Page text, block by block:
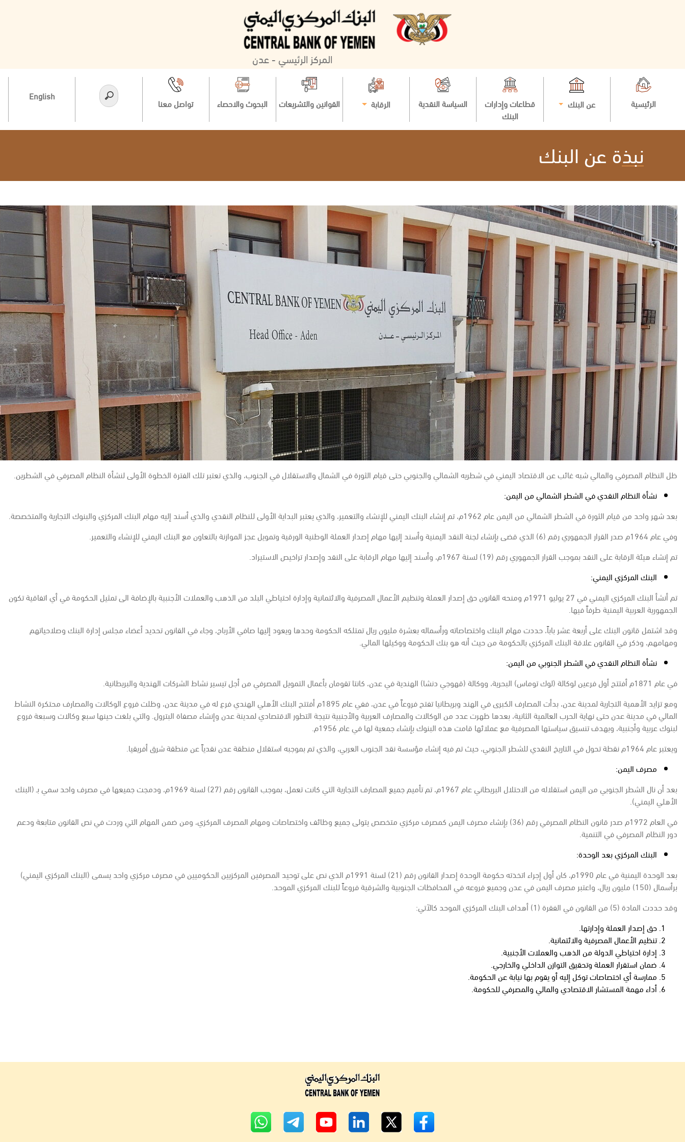
المركز الرئيسي - عدن
الرئيسية عن البنك
قطاعات وإدارات
البنك
السياسة النقدية الرقابة القوانين والتشريعات البحوث والاحصاء تواصل معنا
English
نبذة عن البنك
ظل النظام المصرفي والمالي شبه غائب عن الاقتصاد اليمني في شطريه الشمالي والجنوبي حتى قيام الثورة في الشمال والاستقلال في الجنوب، والذي تعتبر تلك الفترة الخطوة الأولى لنشأة النظام المصرفي في الشطرين.
نشأة النظام النقدي في الشطر الشمالي من اليمن:
بعد شهر واحد من قيام الثورة في الشطر الشمالي من اليمن عام 1962م، تم إنشاء البنك اليمني للإنشاء والتعمير، والذي يعتبر البداية الأولى للنظام النقدي والذي أسند إليه مهام البنك المركزي والبنوك التجارية والمتخصصة.
وفي عام 1964م صدر القرار الجمهوري رقم (6) الذي قضى بإنشاء لجنة النقد اليمنية وأسند إليها مهام إصدار العملة الوطنية الورقية وتمويل عجز الموازنة بالتعاون مع البنك اليمني للإنشاء والتعمير.
تم إنشاء هيئة الرقابة على النقد بموجب القرار الجمهوري رقم (19) لسنة 1967م، وأسند إليها مهام الرقابة على النقد وإصدار تراخيص الاستيراد.
البنك المركزي اليمني:
تم أنشأ البنك المركزي اليمني في 27 يوليو 1971م ومنحه القانون حق إصدار العملة وتنظيم الأعمال المصرفية والائتمانية وإدارة احتياطي البلد من الذهب والعملات الأجنبية بالإضافة الى تمثيل الحكومة في أي اتفاقية تكون
الجمهورية العربية اليمنية طرفاً فيها.
وقد اشتمل قانون البنك على أربعة عشر باباً، حددت مهام البنك واختصاصاته ورأسماله بعشرة مليون ريال تمتلكه الحكومة وحدها ويعود إليها صافي الأرباح، وجاء في القانون تحديد أعضاء مجلس إدارة البنك وصلاحياتهم
ومهامهم، وذكر في القانون علاقة البنك المركزي بالحكومة من حيث أنه هو بنك الحكومة ووكيلها المالي.
نشأة النظام النقدي في الشطر الجنوبي من اليمن:
في عام 1871م أفتتح أول فرعين لوكالة (لوك توماس) البحرية، ووكالة (قهوجي دنشا) الهندية في عدن، كانتا تقومان بأعمال التمويل المصرفي من أجل تيسير نشاط الشركات الهندية والبريطانية.
ومع تزايد الأهمية التجارية لمدينة عدن، بدأت المصارف الكبرى في الهند وبريطانيا تفتح فروعاً في عدن، ففي عام 1895م أفتتح البنك الأهلي الهندي فرع له في مدينة عدن، وظلت فروع الوكالات والمصارف محتكرة النشاط
المالي في مدينة عدن حتى نهاية الحرب العالمية الثانية، بعدها ظهرت عدد من الوكالات والمصارف العربية والأجنبية نتيجة التطور الاقتصادي لمدينة عدن وإنشاء مصفاة البترول. والتي بلغت حينها سبع وكالات وسبعة فروع
لبنوك عربية وأجنبية، وبهدف تنسيق سياستها المصرفية مع عملائها قامت هذه البنوك بإنشاء جمعية لها في عام 1956م.
ويعتبر عام 1964م نقطة تحول في التاريخ النقدي للشطر الجنوبي، حيث تم فيه إنشاء مؤسسة نقد الجنوب العربي، والذي تم بموجبه استقلال منطقة عدن نقدياً عن منطقة شرق أفريقيا.
مصرف اليمن:
بعد أن نال الشطر الجنوبي من اليمن استقلاله من الاحتلال البريطاني عام 1967م، تم تأميم جميع المصارف التجارية التي كانت تعمل، بموجب القانون رقم (27) لسنة 1969م، ودمجت جميعها في مصرف واحد سمي بـ (البنك
الأهلي اليمني).
في العام 1972م صدر قانون النظام المصرفي رقم (36) بإنشاء مصرف اليمن كمصرف مركزي متخصص يتولى جميع وظائف واختصاصات ومهام المصرف المركزي، ومن ضمن المهام التي وردت في نص القانون متابعة ودعم
دور النظام المصرفي في التنمية.
البنك المركزي بعد الوحدة:
بعد الوحدة اليمنية في عام 1990م، كان أول إجراء اتخذته حكومة الوحدة إصدار القانون رقم (21) لسنة 1991م الذي نص على توحيد المصرفين المركزيين الحكوميين في مصرف مركزي واحد يسمى (البنك المركزي اليمني)
برأسمال (150) مليون ريال، واعتبر مصرف اليمن في عدن وجميع فروعه في المحافظات الجنوبية والشرقية فروعاً للبنك المركزي الموحد.
وقد حددت المادة (5) من القانون في الفقرة (1) أهداف البنك المركزي الموحد كالآتي:
حق إصدار العملة وإدارتها.
تنظيم الأعمال المصرفية والائتمانية.
إدارة احتياطي الدولة من الذهب والعملات الأجنبية.
ضمان استقرار العملة وتحقيق التوازن الداخلي والخارجي.
ممارسة أي اختصاصات توكل إليه أو يقوم بها نيابة عن الحكومة.
أداء مهمة المستشار الاقتصادي والمالي والمصرفي للحكومة.